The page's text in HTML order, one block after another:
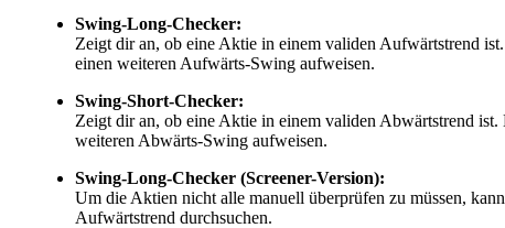
Swing-Long-Checker:
Zeigt dir an, ob eine Aktie in einem validen Aufwärtstrend
einen weiteren Aufwärts-Swing aufweisen.
Swing-Short-Checker:
Zeigt dir an, ob eine Aktie in einem validen Abwärtstrend
weiteren Abwärts-Swing aufweisen.
Swing-Long-Checker (Screener-Version):
Um die Aktien nicht alle manuell überprüfen zu müssen,
Aufwärtstrend durchsuchen.